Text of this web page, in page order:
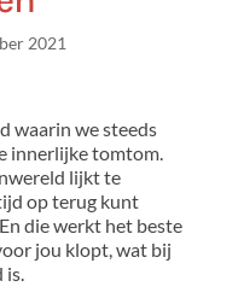
2021
waarin we steeds
innerlijke tomtom.
lijkt te
op terug kunt
die werkt het beste
jou klopt, wat bij
is.